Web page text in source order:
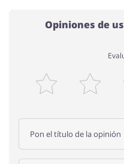
Opiniones de